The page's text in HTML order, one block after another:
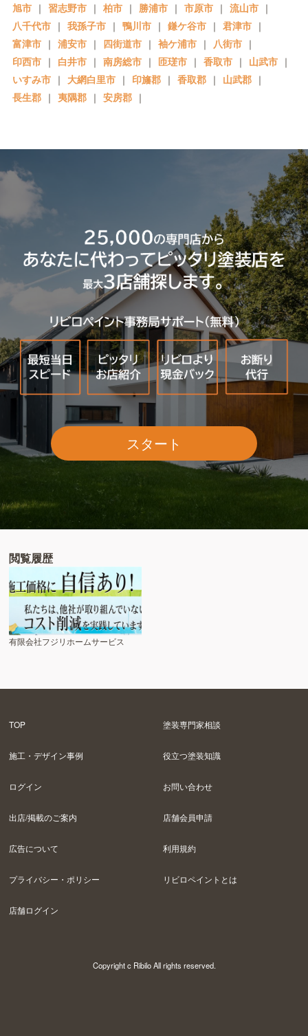
旭市 ｜ 習志野市 ｜ 柏市 ｜ 勝浦市 ｜ 市原市 ｜ 流山市 ｜
八千代市 ｜ 我孫子市 ｜ 鴨川市 ｜ 鎌ケ谷市 ｜ 君津市 ｜
富津市 ｜ 浦安市 ｜ 四街道市 ｜ 袖ケ浦市 ｜ 八街市 ｜
印西市 ｜ 白井市 ｜ 南房総市 ｜ 匝瑳市 ｜ 香取市 ｜ 山武市 ｜
いすみ市 ｜ 大網白里市 ｜ 印旛郡 ｜ 香取郡 ｜ 山武郡 ｜
長生郡 ｜ 夷隅郡 ｜ 安房郡 ｜
スタート
閲覧履歴
有限会社フジリホームサービス
TOP 塗装専門家相談
施工・デザイン事例 役立つ塗装知識
ログイン お問い合わせ
出店/掲載のご案内 店舗会員申請
広告について 利用規約
プライバシー・ポリシー リビロペイントとは
店舗ログイン
Copyright c Ribilo All rights reserved.